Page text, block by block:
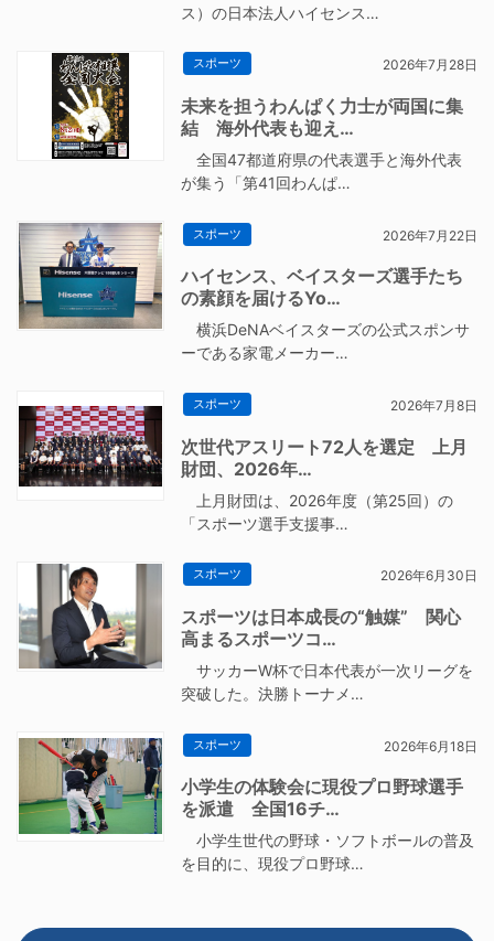
ス）の日本法人ハイセンス…
スポーツ 2026年7月28日
未来を担うわんぱく力士が両国に集
結 海外代表も迎え…
全国47都道府県の代表選手と海外代表
が集う「第41回わんぱ…
スポーツ 2026年7月22日
ハイセンス、ベイスターズ選手たち
の素顔を届けるYo…
横浜DeNAベイスターズの公式スポンサ
ーである家電メーカー…
スポーツ 2026年7月8日
次世代アスリート72人を選定 上月
財団、2026年…
上月財団は、2026年度（第25回）の
「スポーツ選手支援事…
スポーツ 2026年6月30日
スポーツは日本成長の“触媒” 関心
高まるスポーツコ…
サッカーW杯で日本代表が一次リーグを
突破した。決勝トーナメ…
スポーツ 2026年6月18日
小学生の体験会に現役プロ野球選手
を派遣 全国16チ…
小学生世代の野球・ソフトボールの普及
を目的に、現役プロ野球…